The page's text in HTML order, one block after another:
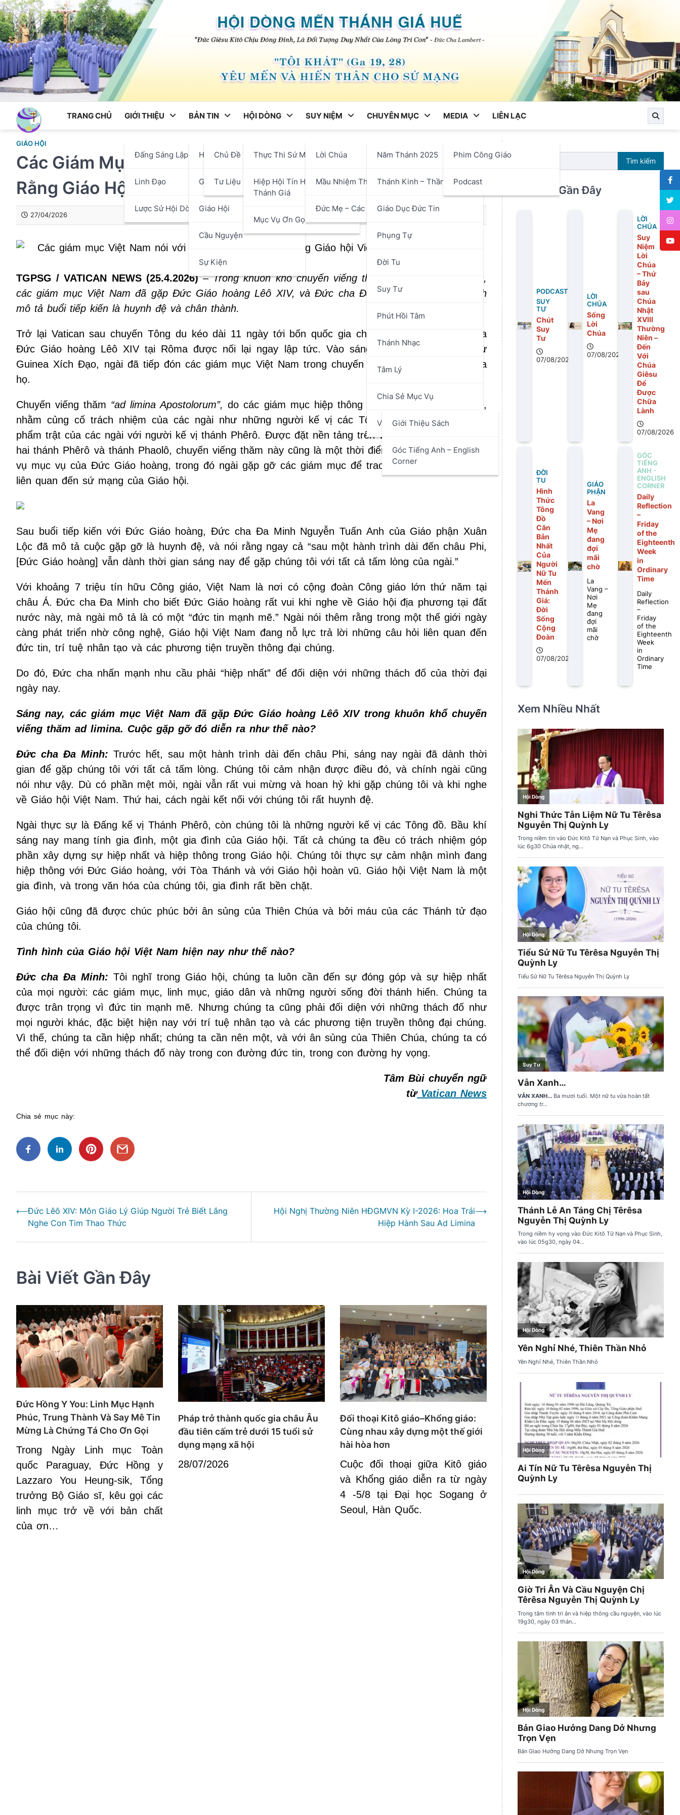
Skip
to
content
TRANG CHỦ GIỚI THIỆU
Đấng Sáng Lập
Linh Đạo
Lược Sử Hội Dòng
BẢN TIN
Hội Dòng
Chủ Đề Tháng
Tư Liệu
Giáo Phận
Giáo Hội
Cầu Nguyện
Sự Kiện
HỘI DÒNG
Thực Thi Sứ Mạng
Hiệp Hội Tín Hữu Mến
Thánh Giá
Mục Vụ Ơn Gọi
SUY NIỆM
Lời Chúa
Mầu Nhiệm Thánh Giá
Đức Mẹ – Các Thánh
CHUYÊN MỤC
Năm Thánh 2025
Thánh Kinh – Thần Học
Giáo Dục Đức Tin
Phụng Tự
Đời Tu
Suy Tư
Phút Hồi Tâm
Thánh Nhạc
Tâm Lý
Chia Sẻ Mục Vụ
Văn Hóa Nghệ Thuật
Giới Thiệu Sách
Góc Tiếng Anh – English
Corner
MEDIA
Phim Công Giáo
Podcast
LIÊN LẠC
GIÁO HỘI
Các Giám Mục Việt Nam Nói Với Đức Giáo Hoàng Lêô
Rằng Giáo Hội Việt Nam Là Một Gia Đình
27/04/2026
TGPSG / VATICAN NEWS (25.4.2026)–Trong khuôn khổ chuyến viếng thăm
tại Vatican,
các giám mục Việt Nam đã gặp Đức Giáo hoàng Lêô XIV, và Đức cha Đa Minh Nguyễn Tuấn Anh
mô tả buổi tiếp kiến là huynh đệ và chân thành.
Trở lại Vatican sau chuyến Tông du kéo dài 11 ngày tới bốn quốc gia châu Phi, chương trình của
Đức Giáo hoàng Lêô XIV tại Rôma được nối lại ngay lập tức. Vào sáng hôm sau khi trở về từ
Guinea Xích Đạo, ngài đã tiếp đón các giám mục Việt Nam trong chuyến viếng thăm
của
họ.
Chuyến viếng thăm “ad limina Apostolorum”,do các giám mục hiệp thông với Tòa Thánh thực hiện,
nhằm củng cố trách nhiệm của các ngài như những người kế vị các Tông đồ và sự hiệp thông
phẩm trật của các ngài với người kế vị thánh Phêrô. Được đặt nền tảng trên việc cầu nguyện tại mộ
hai thánh Phêrô và thánh Phaolô, chuyến viếng thăm này cũng là một thời điểm quan trọng trong sứ
vụ mục vụ của Đức Giáo hoàng, trong đó ngài gặp gỡ các giám mục để trao đổi về những vấn đề
liên quan đến sứ mạng của Giáo hội.
Sau buổi tiếp kiến với Đức Giáo hoàng, Đức cha Đa Minh Nguyễn Tuấn Anh của Giáo phận Xuân
Lộc đã mô tả cuộc gặp gỡ là huynh đệ, và nói rằng ngay cả “sau một hành trình dài đến châu Phi,
[Đức Giáo hoàng] vẫn dành thời gian sáng nay để gặp chúng tôi với tất cả tấm lòng của ngài.”
Với khoảng 7 triệu tín hữu Công giáo, Việt Nam là nơi có cộng đoàn Công giáo lớn thứ năm tại
châu Á. Đức cha Đa Minh cho biết Đức Giáo hoàng rất vui khi nghe về Giáo hội địa phương tại đất
nước này, mà ngài mô tả là có một “đức tin mạnh mẽ.” Ngài nói thêm rằng trong một thế giới ngày
càng phát triển nhờ công nghệ, Giáo hội Việt Nam đang nỗ lực trả lời những câu hỏi liên quan đến
đức tin, trí tuệ nhân tạo và các phương tiện truyền thông đại chúng.
Do đó, Đức cha nhấn mạnh nhu cầu phải “hiệp nhất” để đối diện với những thách đố của thời đại
ngày nay.
Sáng nay, các giám mục Việt Nam đã gặp Đức Giáo hoàng Lêô XIV trong khuôn khổ chuyến
viếng thăm ad limina. Cuộc gặp gỡ đó diễn ra như thế nào?
Đức cha Đa Minh:Trước hết, sau một hành trình dài đến châu Phi, sáng nay ngài đã dành thời
gian để gặp chúng tôi với tất cả tấm lòng. Chúng tôi cảm nhận được điều đó, và chính ngài cũng
nói như vậy. Dù có phần mệt mỏi, ngài vẫn rất vui mừng và hoan hỷ khi gặp chúng tôi và khi nghe
về Giáo hội Việt Nam. Thứ hai, cách ngài kết nối với chúng tôi rất huynh đệ.
Ngài thực sự là Đấng kế vị Thánh Phêrô, còn chúng tôi là những người kế vị các Tông đồ. Bầu khí
sáng nay mang tính gia đình, một gia đình của Giáo hội. Tất cả chúng ta đều có trách nhiệm góp
phần xây dựng sự hiệp nhất và hiệp thông trong Giáo hội. Chúng tôi thực sự cảm nhận mình đang
hiệp thông với Đức Giáo hoàng, với Tòa Thánh và với Giáo hội hoàn vũ. Giáo hội Việt Nam là một
gia đình, và trong văn hóa của chúng tôi, gia đình rất bền chặt.
Giáo hội cũng đã được chúc phúc bởi ân sủng của Thiên Chúa và bởi máu của các Thánh tử đạo
của chúng tôi.
Tình hình của Giáo hội Việt Nam hiện nay như thế nào?
Đức cha Đa Minh: Tôi nghĩ trong Giáo hội, chúng ta luôn cần đến sự đóng góp và sự hiệp nhất
của mọi người: các giám mục, linh mục, giáo dân và những người sống đời thánh hiến. Chúng ta
được trân trọng vì đức tin mạnh mẽ. Nhưng chúng ta cũng phải đối diện với những thách đố như
mọi người khác, đặc biệt hiện nay với trí tuệ nhân tạo và các phương tiện truyền thông đại chúng.
Vì thế, chúng ta cần hiệp nhất; chúng ta cần nên một, và với ân sủng của Thiên Chúa, chúng ta có
thể đối diện với những thách đố này trong con đường đức tin, trong con đường hy vọng.
Tâm Bùi chuyển ngữ
từVatican News
Chia sẻ mục này:
hướng
viết
⟵Đức Lêô XIV: Môn Giáo Lý Giúp Người Trẻ Biết Lắng
Nghe Con Tim Thao Thức
Hội Nghị Thường Niên HĐGMVN Kỳ I-2026: Hoa Trái
Hiệp Hành Sau Ad Limina
⟶
Bài Viết Gần Đây
Đức Hồng Y You: Linh Mục Hạnh
Phúc, Trung Thành Và Say Mê Tin
Mừng Là Chứng Tá Cho Ơn Gọi
Trong Ngày Linh mục Toàn
quốc Paraguay, Đức Hồng y
Lazzaro You Heung-sik, Tổng
trưởng Bộ Giáo sĩ, kêu gọi các
linh mục trở về với bản chất
của ơn…
Pháp trở thành quốc gia châu Âu
đầu tiên cấm trẻ dưới 15 tuổi sử
dụng mạng xã hội
28/07/2026
Đối thoại Kitô giáo–Khổng giáo:
Cùng nhau xây dựng một thế giới
hài hòa hơn
Cuộc đối thoại giữa Kitô giáo
và Khổng giáo diễn ra từ ngày
4 -5/8 tại Đại học Sogang ở
Seoul, Hàn Quốc.
Tìm kiếm
Bài Viết Gần Đây
PODCAST
SUY
TƯ
Chút
Suy
Tư
07/08/2026
LỜI
CHÚA
Sống
Lời
Chúa
07/08/2026
LỜI
CHÚA
Suy
Niệm
Lời
Chúa
– Thứ
Bảy
sau
Chúa
Nhật
XVIII
Thường
Niên –
Đến
Với
Chúa
Giêsu
Để
Được
Chữa
Lành
07/08/2026
ĐỜI
TU
Hình
Thức
Tông
Đồ
Căn
Bản
Nhất
Của
Người
Nữ Tu
Mến
Thánh
Giá:
Đời
Sống
Cộng
Đoàn
07/08/2026
GIÁO
PHẬN
La
Vang
– Nơi
Mẹ
đang
đợi
mãi
chờ
La
Vang –
Nơi
Mẹ
đang
đợi
mãi
chờ
GÓC
TIẾNG
ANH -
ENGLISH
CORNER
Daily
Reflection
–
Friday
of the
Eighteenth
Week
in
Ordinary
Time
Daily
Reflection
–
Friday
of the
Eighteenth
Week
in
Ordinary
Time
Xem Nhiều Nhất